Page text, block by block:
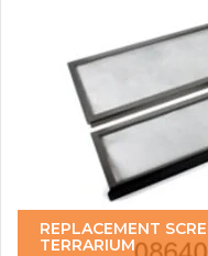
REPLACEMENT
TERRARIUM